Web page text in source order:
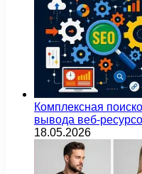
Комплексная
вывода веб-
18.05.2026